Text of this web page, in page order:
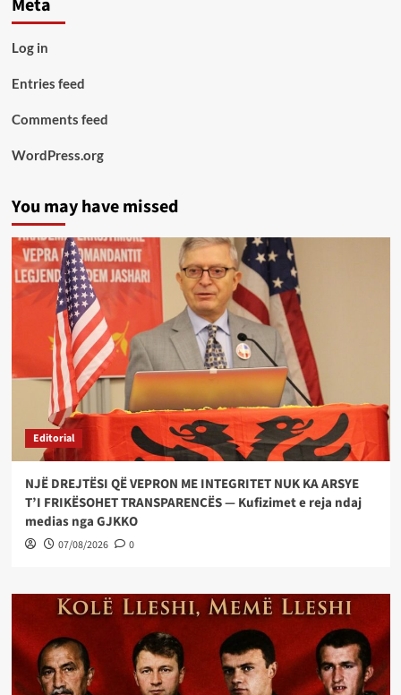
Meta
Log in
Entries feed
Comments feed
WordPress.org
You may have missed
Editorial
NJË DREJTËSI QË VEPRON ME INTEGRITET NUK KA ARSYE
T’I FRIKËSOHET TRANSPARENCËS — Kufizimet e reja ndaj
medias nga GJKKO
07/08/2026 0